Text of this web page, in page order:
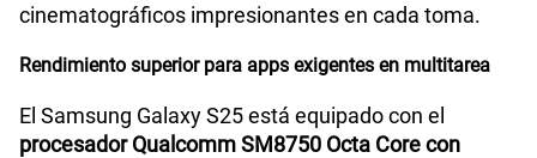
Lector de Huella
cinematográficos impresionantes en cada toma.
Rendimiento superior para apps exigentes en multitarea
El Samsung Galaxy S25 está equipado con el
procesador Qualcomm SM8750 Octa Core con